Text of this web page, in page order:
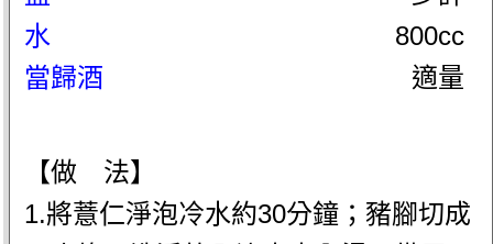
水
800cc
當歸酒
適量
【做 法】
1.將薏仁淨泡冷水約30分鐘；豬腳切成